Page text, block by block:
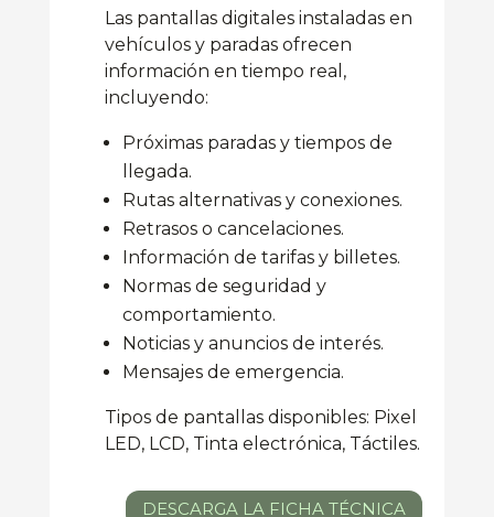
Las pantallas digitales instaladas en
vehículos y paradas ofrecen
información en tiempo real,
incluyendo:
Próximas paradas y tiempos de
llegada.
Rutas alternativas y conexiones.
Retrasos o cancelaciones.
Información de tarifas y billetes.
Normas de seguridad y
comportamiento.
Noticias y anuncios de interés.
Mensajes de emergencia.
Tipos de pantallas disponibles: Pixel
LED, LCD, Tinta electrónica, Táctiles.
DESCARGA LA FICHA TÉCNICA